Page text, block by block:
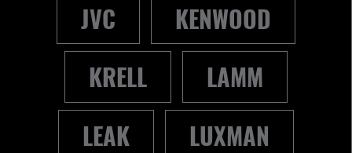
JVC
KENWOOD
KRELL
LAMM
LEAK
LUXMAN